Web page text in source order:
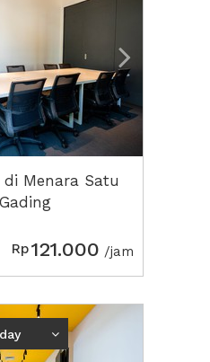
Menara Satu
Rp121.000 /jam